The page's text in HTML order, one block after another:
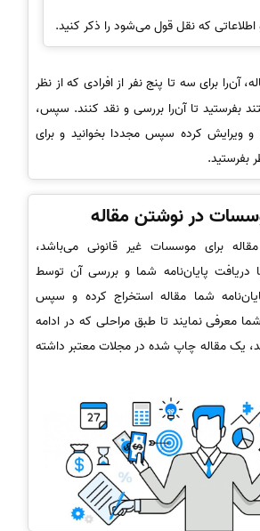
که نقل قول می‌شود را ذکر کنید.
آن‌را برای سه تا پنج نفر از افرادی که از نظر
بفرستید تا آن‌را بررسی و نقد کنند. سپس،
و ویرایش کرده سپس مجددا بخوانید و برای
بفرستید.
در نوشتن مقاله
برای موسسات غیر قانونی می‌باشد،
دریافت پایان‌نامه شما و بررسی آن توسط
شما مقاله استخراج کرده و سپس
معرفی نمایند تا طبق مراحلی که در ادامه
یک مقاله چاپ شده در مجلات معتبر داشته